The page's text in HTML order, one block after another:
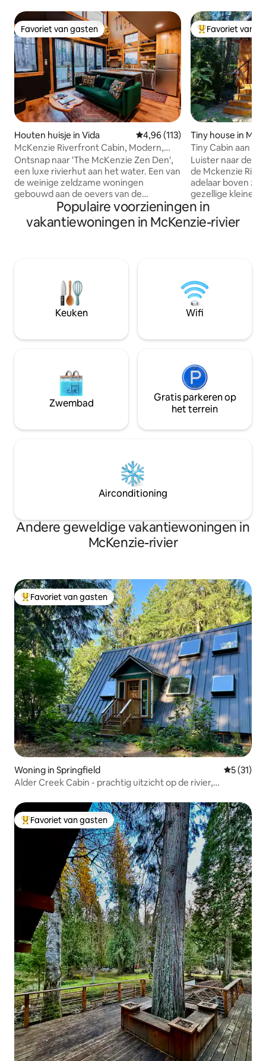
Favoriet van gasten
Favoriet van gasten
Houten huisje in Vida Gemiddelde beoordeling van
4,96 (113)
McKenzie Riverfront Cabin, Modern,
vlakbij warmwaterbronnen
Ontsnap naar 'The McKenzie Zen Den',
een luxe rivierhut aan het water. Een van
de weinige zeldzame woningen
gebouwd aan de oevers van de
McKenzie-rivier, zo dichtbij dat je vanaf
het dek kunt vissen! Bekijk de
videorondleiding op Insta
dek. Beneden is een slaapkamer aan de
rivier, een volledige moderne keuken en
een volledig bad met een grote
aangepaste inloopdouche. Boven is een
een half bad.
Topfavoriet van
Favoriet van
Tiny house in
ge
Tiny Cabin aan
Loloma &
Luister naar de
de Mckenzie
adelaar boven
gezellige kleine
oevers van de
loopafstand van
winkel en grill in
naar Proxy,
watervallen, Blue
Skigebied.
Populaire voorzieningen in
vakantiewoningen in McKenzie-rivier
Keuken Wifi
Zwembad
Gratis parkeren op
het terrein
Airconditioning
Andere geweldige vakantiewoningen in
McKenzie-rivier
Topfavoriet van gasten
Favoriet van gasten
Woning in Springfield
5 (31)
Alder Creek Cabin - prachtig uitzicht op de rivier,
Topfavoriet van gasten
Favoriet van gasten